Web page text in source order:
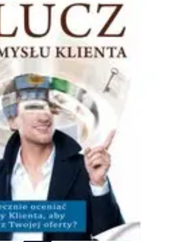
Wakacje Aktywne WakacjeRodzinne